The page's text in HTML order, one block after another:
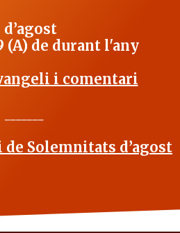
d’agost
(A) de durant l'any
i comentari
Solemnitats d’agost